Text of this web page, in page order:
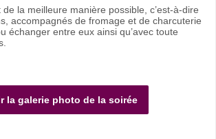
de la meilleure manière possible, c’est-à-dire
accompagnés de fromage et de charcuterie
échanger entre eux ainsi qu’avec toute
la galerie photo de la soirée